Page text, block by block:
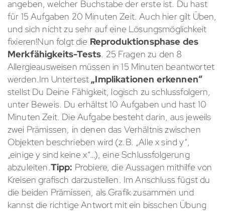
angeben, welcher Buchstabe der erste ist. Du hast
für 15 Aufgaben 20 Minuten Zeit. Auch hier gilt Üben,
und sich nicht zu sehr auf eine Lösungsmöglichkeit
fixieren!Nun folgt die Reproduktionsphase des
Merkfähigkeits-Tests. 25 Fragen zu den 8
Allergieausweisen müssen in 15 Minuten beantwortet
werden.Im Untertest „Implikationen erkennen“
stellst Du Deine Fähigkeit, logisch zu schlussfolgern,
unter Beweis. Du erhältst 10 Aufgaben und hast 10
Minuten Zeit. Die Aufgabe besteht darin, aus jeweils
zwei Prämissen, in denen das Verhältnis zwischen
Objekten beschrieben wird (z.B. „Alle x sind y“,
„einige y sind keine x“…), eine Schlussfolgerung
abzuleiten.Tipp: Probiere, die Aussagen mithilfe von
Kreisen grafisch darzustellen. Im Anschluss fügst du
die beiden Prämissen, als Grafik zusammen und
kannst die richtige Antwort mit ein bisschen Übung